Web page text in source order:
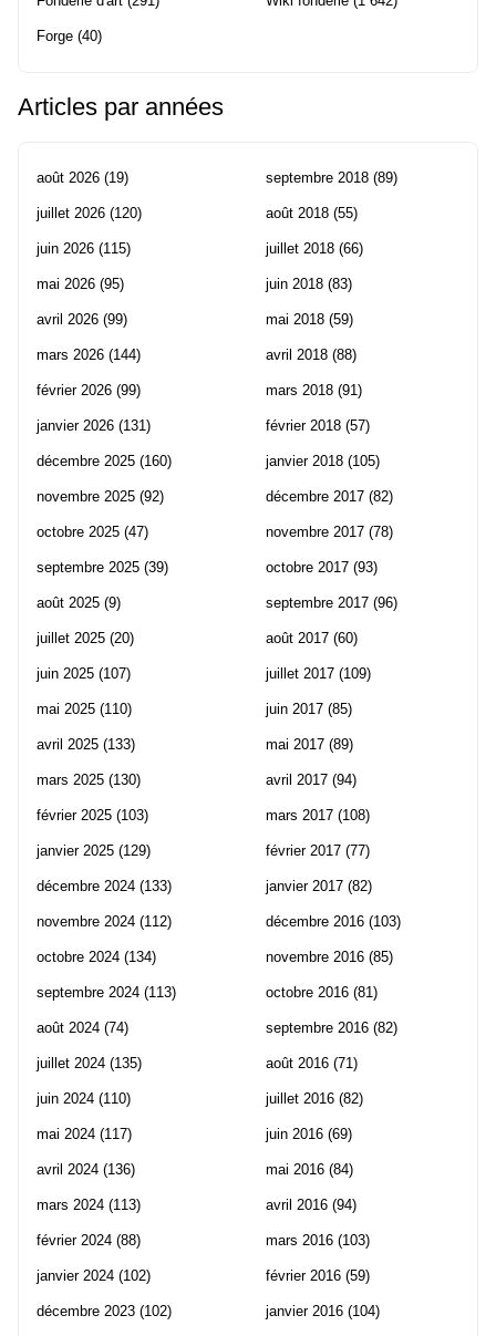
Forge (40)
Articles par années
août 2026 (19)
juillet 2026 (120)
juin 2026 (115)
mai 2026 (95)
avril 2026 (99)
mars 2026 (144)
février 2026 (99)
janvier 2026 (131)
décembre 2025 (160)
novembre 2025 (92)
octobre 2025 (47)
septembre 2025 (39)
août 2025 (9)
juillet 2025 (20)
juin 2025 (107)
mai 2025 (110)
avril 2025 (133)
mars 2025 (130)
février 2025 (103)
janvier 2025 (129)
décembre 2024 (133)
novembre 2024 (112)
octobre 2024 (134)
septembre 2024 (113)
août 2024 (74)
juillet 2024 (135)
juin 2024 (110)
mai 2024 (117)
avril 2024 (136)
mars 2024 (113)
février 2024 (88)
janvier 2024 (102)
décembre 2023 (102)
septembre 2018 (89)
août 2018 (55)
juillet 2018 (66)
juin 2018 (83)
mai 2018 (59)
avril 2018 (88)
mars 2018 (91)
février 2018 (57)
janvier 2018 (105)
décembre 2017 (82)
novembre 2017 (78)
octobre 2017 (93)
septembre 2017 (96)
août 2017 (60)
juillet 2017 (109)
juin 2017 (85)
mai 2017 (89)
avril 2017 (94)
mars 2017 (108)
février 2017 (77)
janvier 2017 (82)
décembre 2016 (103)
novembre 2016 (85)
octobre 2016 (81)
septembre 2016 (82)
août 2016 (71)
juillet 2016 (82)
juin 2016 (69)
mai 2016 (84)
avril 2016 (94)
mars 2016 (103)
février 2016 (59)
janvier 2016 (104)